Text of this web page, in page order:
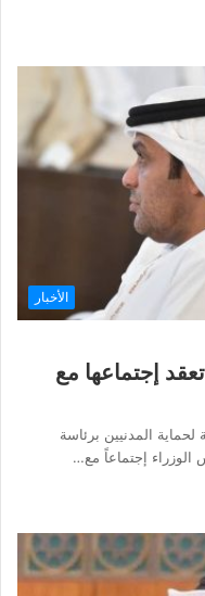
الأخبار
تعقد إجتماعها مع
المدنيين برئاسة
إجتماعاً مع…